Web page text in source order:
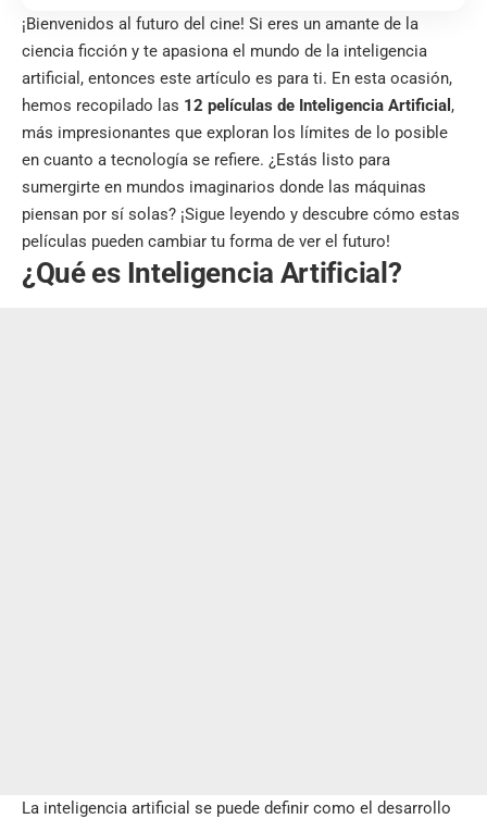
¡Bienvenidos al futuro del cine! Si eres un amante de la
ciencia ficción y te apasiona el mundo de la inteligencia
artificial, entonces este artículo es para ti. En esta ocasión,
hemos recopilado las 12 películas de Inteligencia Artificial ,
más impresionantes que exploran los límites de lo posible
en cuanto a tecnología se refiere. ¿Estás listo para
sumergirte en mundos imaginarios donde las máquinas
piensan por sí solas? ¡Sigue leyendo y descubre cómo estas
películas pueden cambiar tu forma de ver el futuro!
¿Qué es Inteligencia Artificial?
La inteligencia artificial se puede definir como el desarrollo